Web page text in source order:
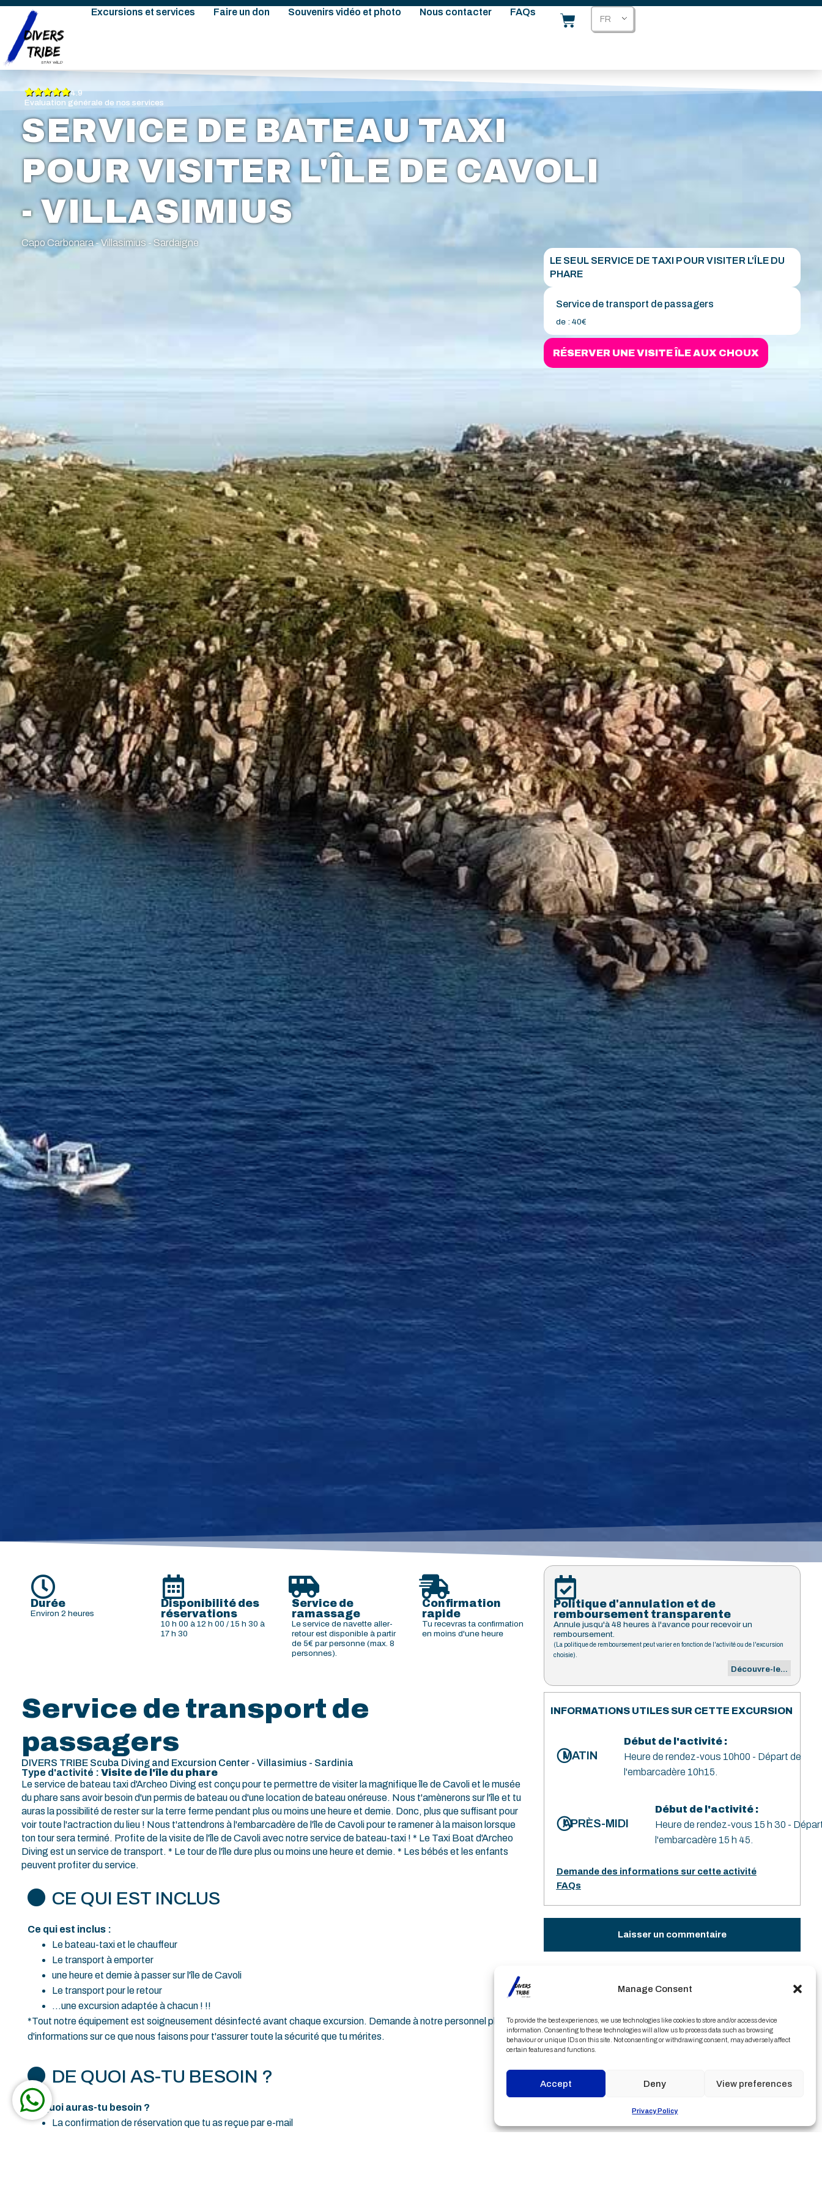
Manage Consent
To provide the best experiences, we use technologies like cookies to store and/or access device
information. Consenting to these technologies will allow us to process data such as browsing
behaviour or unique IDs on this site. Not consenting or withdrawing consent, may adversely affect
certain features and functions.
Accept Deny View preferences
Privacy Policy
Excursions et services Faire un don Souvenirs vidéo et photo Nous contacter FAQs
FR
4.9
Evaluation générale de nos services
SERVICE DE BATEAU TAXI
POUR VISITER L'ÎLE DE CAVOLI
- VILLASIMIUS
Capo Carbonara - Villasimius - Sardaigne
LE SEUL SERVICE DE TAXI POUR VISITER L'ÎLE DU
PHARE
Service de transport de passagers
de : 40€
RÉSERVER UNE VISITE ÎLE AUX CHOUX
Durée
Environ 2 heures
Disponibilité des
réservations
10 h 00 à 12 h 00 / 15 h 30 à
17 h 30
Service de
ramassage
Le service de navette aller-
retour est disponible à partir
de 5€ par personne (max. 8
personnes).
Confirmation
rapide
Tu recevras ta confirmation
en moins d'une heure
Politique d'annulation et de
remboursement transparente
Annule jusqu'à 48 heures à l'avance pour recevoir un
remboursement.
(La politique de remboursement peut varier en fonction de l'activité ou de l'excursion
choisie).
Découvre-le...
Service de transport de
passagers
DIVERS TRIBE Scuba Diving and Excursion Center - Villasimius - Sardinia
Type d'activité : Visite de l'île du phare
Le service de bateau taxi d'Archeo Diving est conçu pour te permettre de visiter la magnifique île de Cavoli et le musée
du phare sans avoir besoin d'un permis de bateau ou d'une location de bateau onéreuse. Nous t'amènerons sur l'île et tu
auras la possibilité de rester sur la terre ferme pendant plus ou moins une heure et demie. Donc, plus que suffisant pour
voir toute l'actraction du lieu ! Nous t'attendrons à l'embarcadère de l'île de Cavoli pour te ramener à la maison lorsque
ton tour sera terminé. Profite de la visite de l'île de Cavoli avec notre service de bateau-taxi ! * Le Taxi Boat d'Archeo
Diving est un service de transport. * Le tour de l'île dure plus ou moins une heure et demie. * Les bébés et les enfants
peuvent profiter du service.
CE QUI EST INCLUS
Ce qui est inclus :
Le bateau-taxi et le chauffeur
Le transport à emporter
une heure et demie à passer sur l'île de Cavoli
Le transport pour le retour
...une excursion adaptée à chacun ! !!
*Tout notre équipement est soigneusement désinfecté avant chaque excursion. Demande à notre personnel plus
d'informations sur ce que nous faisons pour t'assurer toute la sécurité que tu mérites.
DE QUOI AS-TU BESOIN ?
De quoi auras-tu besoin ?
La confirmation de réservation que tu as reçue par e-mail
INFORMATIONS UTILES SUR CETTE EXCURSION
MATIN
Début de l'activité :
Heure de rendez-vous 10h00 - Départ de
l'embarcadère 10h15.
APRÈS-MIDI
Début de l'activité :
Heure de rendez-vous 15 h 30 -
l'embarcadère 15 h 45.
Demande des informations sur cette activité
FAQs
Laisser un commentaire
LinkedIn WhatsApp